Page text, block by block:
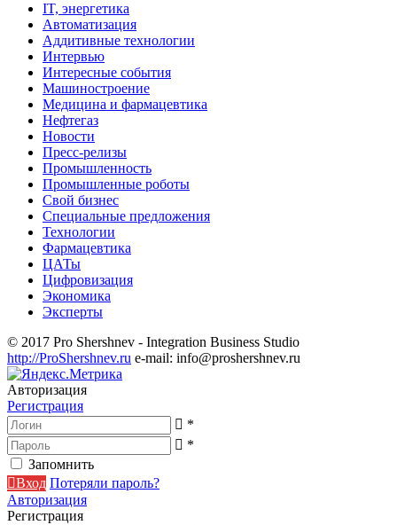
IT, энергетика
Автоматизация
Аддитивные технологии
Интервью
Интересные события
Машиностроение
Медицина и фармацевтика
Нефтегаз
Новости
Пресс-релизы
Промышленность
Промышленные роботы
Свой бизнес
Специальные предложения
Технологии
Фармацевтика
ЦАТы
Цифровизация
Экономика
Эксперты
© 2017 Pro Shershnev - Integration Business Studio
http://ProShershnev.ru e-mail: info@proshershnev.ru
Авторизация
Регистрация
*
*
Запомнить
Вход Потеряли пароль?
Авторизация
Регистрация